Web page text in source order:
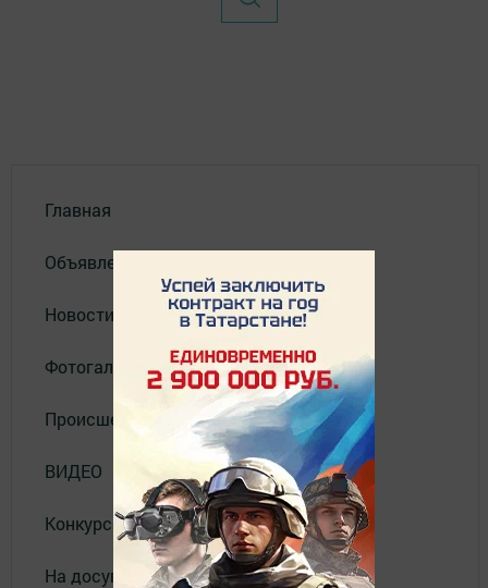
Главная
Объявления
Новости
Фотогалерея
Происшествия
ВИДЕО
Конкурсы
На досуге